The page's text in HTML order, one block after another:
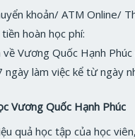
khoản/ ATM Online/
hoàn học phí:
Vương Quốc Hạnh
làm việc kể từ ngày
Vương Quốc Hạnh Phúc
quả học tập của học